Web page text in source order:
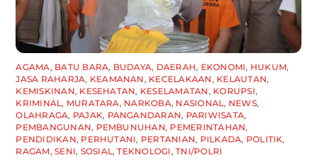
AGAMA, BATU BARA, BUDAYA, DAERAH, EKONOMI, HUKUM,
JASA RAHARJA, KEAMANAN, KECELAKAAN, KELAUTAN,
KEMISKINAN, KESEHATAN, KESELAMATAN, KORUPSI,
KRIMINAL, MURATARA, NARKOBA, NASIONAL, NEWS,
OLAHRAGA, PAJAK, PANGANDARAN, PARIWISATA,
PEMBANGUNAN, PEMBUNUHAN, PEMERINTAHAN,
PENDIDIKAN, PERHUTANI, PERTANIAN, PILKADA, POLITIK,
RAGAM,SENI, SOSIAL,TEKNOLOGI,TNI/POLRI